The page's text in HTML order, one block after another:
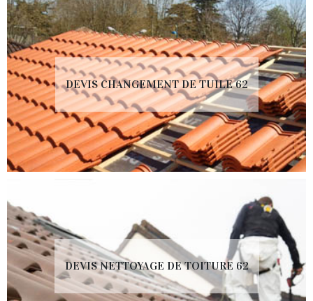
DEVIS CHANGEMENT DE TUILE 62
DEVIS NETTOYAGE DE TOITURE 62